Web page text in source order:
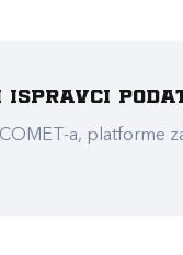
a, platforme